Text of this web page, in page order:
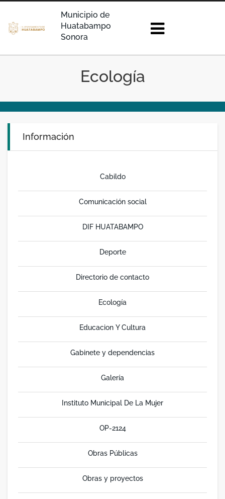
Municipio de
Huatabampo
Sonora
Ecología
Información
Cabildo
Comunicación social
DIF HUATABAMPO
Deporte
Directorio de contacto
Ecología
Educacion Y Cultura
Gabinete y dependencias
Galería
Instituto Municipal De La Mujer
OP-2124
Obras Públicas
Obras y proyectos